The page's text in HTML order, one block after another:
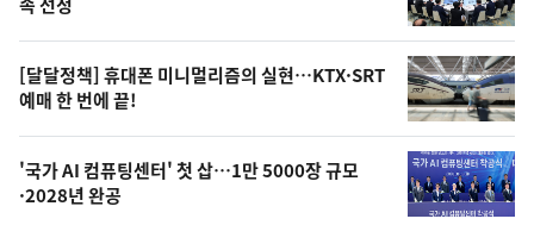
의
영
상
오
[달달정책] 휴대폰 미니멀리즘의 실현…KTX·SRT
예매 한 번에 끝!
'국가 AI 컴퓨팅센터' 첫 삽…1만 5000장 규모
·2028년 완공